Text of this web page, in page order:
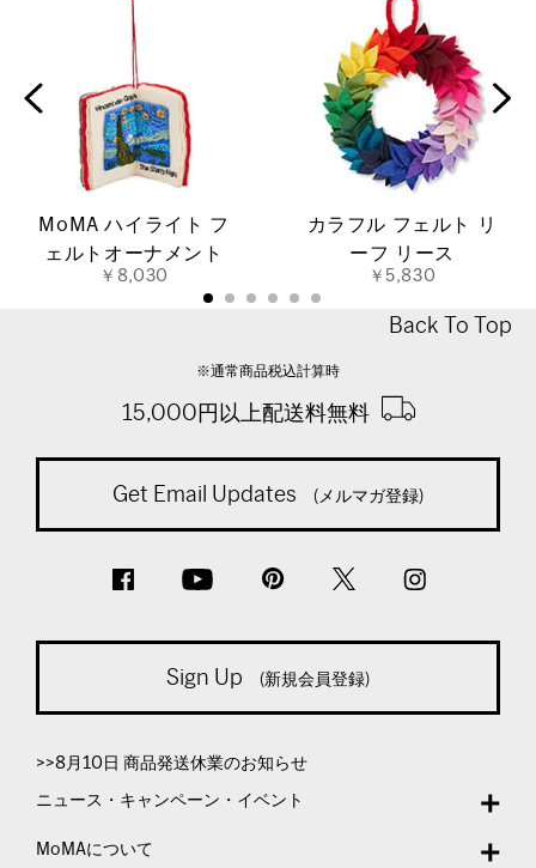
MoMA ハイライト フ
ェルトオーナメント
￥8,030
カラフル フェルト リ
ーフ リース
￥5,830
Back To Top
※通常商品税込計算時
15,000円以上配送料無料
Get Email Updates (メルマガ登録)
Sign Up (新規会員登録)
>>8月10日 商品発送休業のお知らせ
ニュース・キャンペーン・イベント
MoMAについて